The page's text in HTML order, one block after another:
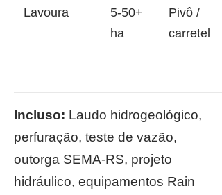
Lavoura
5-50+
ha
Pivô /
carretel
Incluso: Laudo hidrogeológico,
perfuração, teste de vazão,
outorga SEMA-RS, projeto
hidráulico, equipamentos Rain